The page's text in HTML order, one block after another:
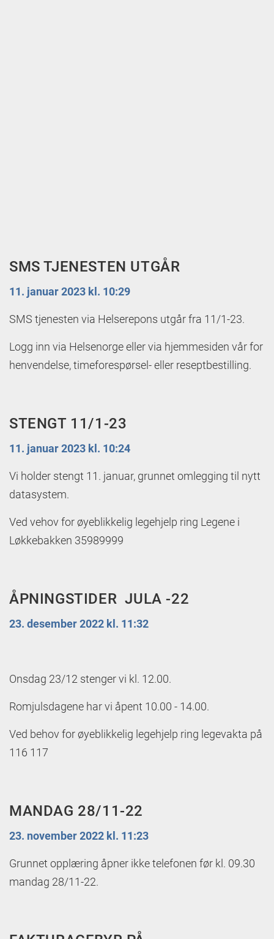
SMS TJENESTEN UTGÅR
11. januar 2023 kl. 10:29
SMS tjenesten via Helserepons utgår fra 11/1-23.
Logg inn via Helsenorge eller via hjemmesiden vår for
henvendelse, timeforespørsel- eller reseptbestilling.
STENGT 11/1-23
11. januar 2023 kl. 10:24
Vi holder stengt 11. januar, grunnet omlegging til nytt
datasystem.
Ved vehov for øyeblikkelig legehjelp ring Legene i
Løkkebakken 35989999
ÅPNINGSTIDER JULA -22
23. desember 2022 kl. 11:32
Onsdag 23/12 stenger vi kl. 12.00.
Romjulsdagene har vi åpent 10.00 - 14.00.
Ved behov for øyeblikkelig legehjelp ring legevakta på
116 117
MANDAG 28/11-22
23. november 2022 kl. 11:23
Grunnet opplæring åpner ikke telefonen før kl. 09.30
mandag 28/11-22.